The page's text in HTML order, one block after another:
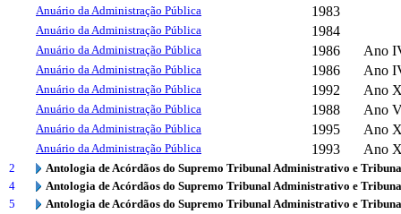
Anuário da Administração Pública
1983
Anuário da Administração Pública 1984
Anuário da Administração Pública 1986 Ano
Anuário da Administração Pública 1986 Ano
Anuário da Administração Pública 1992 Ano
Anuário da Administração Pública 1988 Ano
Anuário da Administração Pública 1995 Ano
Anuário da Administração Pública 1993 Ano
2
Antologia de Acórdãos do Supremo Tribunal Administrativo e
4
Antologia de Acórdãos do Supremo Tribunal Administrativo e
5
Antologia de Acórdãos do Supremo Tribunal Administrativo e